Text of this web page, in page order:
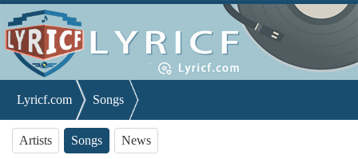
Lyricf.com Songs
Always look on the bright side of life [Swedish translation]
Artists Songs News